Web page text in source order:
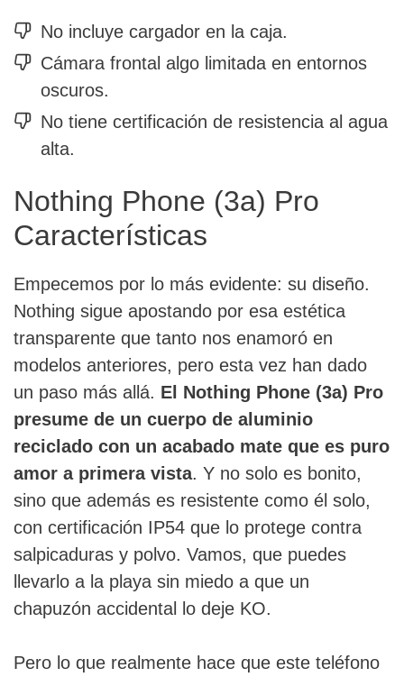
No incluye cargador en la caja.
Cámara frontal algo limitada en entornos
oscuros.
No tiene certificación de resistencia al agua
alta.
Nothing Phone (3a) Pro
Características
Empecemos por lo más evidente: su diseño.
Nothing sigue apostando por esa estética
transparente que tanto nos enamoró en
modelos anteriores, pero esta vez han dado
un paso más allá. El Nothing Phone (3a) Pro
presume de un cuerpo de aluminio
reciclado con un acabado mate que es puro
amor a primera vista. Y no solo es bonito,
sino que además es resistente como él solo,
con certificación IP54 que lo protege contra
salpicaduras y polvo. Vamos, que puedes
llevarlo a la playa sin miedo a que un
chapuzón accidental lo deje KO.
Pero lo que realmente hace que este teléfono